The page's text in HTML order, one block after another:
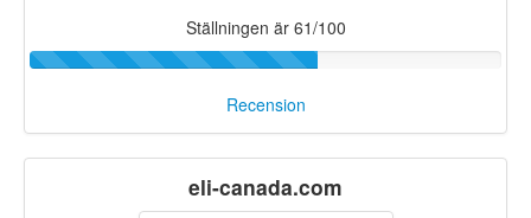
Ställningen är 61/100
Recension
eli-canada.com